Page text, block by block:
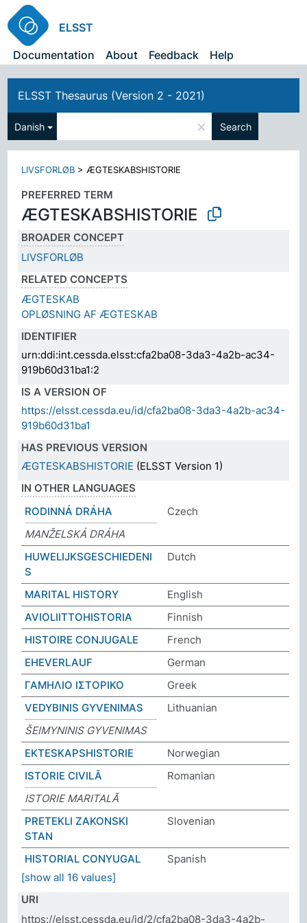
ELSST
Documentation
About Feedback Help
ELSST Thesaurus (Version 2 - 2021)
Danish × Search
LIVSFORLØB > ÆGTESKABSHISTORIE
PREFERRED TERM
ÆGTESKABSHISTORIE
BROADER CONCEPT
LIVSFORLØB
RELATED CONCEPTS
ÆGTESKAB
OPLØSNING AF ÆGTESKAB
IDENTIFIER
urn:ddi:int.cessda.elsst:cfa2ba08-3da3-4a2b-ac34-
919b60d31ba1:2
IS A VERSION OF
https://elsst.cessda.eu/id/cfa2ba08-3da3-4a2b-ac34-
919b60d31ba1
HAS PREVIOUS VERSION
ÆGTESKABSHISTORIE (ELSST Version 1)
IN OTHER LANGUAGES
RODINNÁ DRÁHA
Czech
MANŽELSKÁ DRÁHA
HUWELIJKSGESCHIEDENI
S
Dutch
MARITAL HISTORY
English
AVIOLIITTOHISTORIA
Finnish
HISTOIRE CONJUGALE
French
EHEVERLAUF
German
ΓΑΜΗΛΙΟ ΙΣΤΟΡΙΚΟ
Greek
VEDYBINIS GYVENIMAS
Lithuanian
ŠEIMYNINIS GYVENIMAS
EKTESKAPSHISTORIE
Norwegian
ISTORIE CIVILĂ
Romanian
ISTORIE MARITALĂ
PRETEKLI ZAKONSKI
STAN
Slovenian
HISTORIAL CONYUGAL
Spanish
[show all 16 values]
URI
https://elsst.cessda.eu/id/2/cfa2ba08-3da3-4a2b-